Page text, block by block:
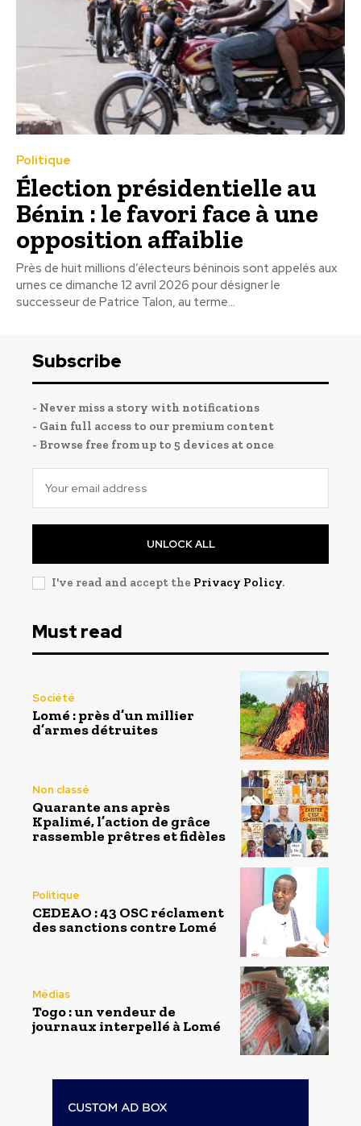
Politique
Élection présidentielle au
Bénin : le favori face à une
opposition affaiblie
Près de huit millions d’électeurs béninois sont appelés aux
urnes ce dimanche 12 avril 2026 pour désigner le
successeur de Patrice Talon, au terme...
Subscribe
- Never miss a story with notifications
- Gain full access to our premium content
- Browse free from up to 5 devices at once
UNLOCK ALL
I've read and accept the Privacy Policy.
Must read
Société
Lomé : près d’un millier
d’armes détruites
Non classé
Quarante ans après
Kpalimé, l’action de grâce
rassemble prêtres et fidèles
Politique
CEDEAO : 43 OSC réclament
des sanctions contre Lomé
Médias
Togo : un vendeur de
journaux interpellé à Lomé